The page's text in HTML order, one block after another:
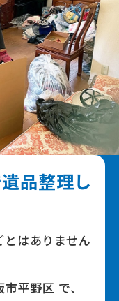
遺品整理し
はありません
平野区 で、